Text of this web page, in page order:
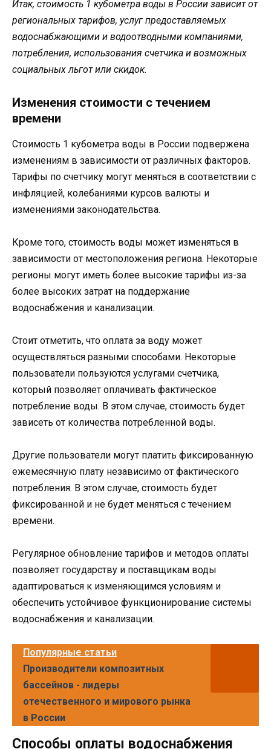
Итак, стоимость 1 кубометра воды в России зависит от
региональных тарифов, услуг предоставляемых
водоснабжающими и водоотводными компаниями,
потребления, использования счетчика и возможных
социальных льгот или скидок.
Изменения стоимости с течением
времени
Стоимость 1 кубометра воды в России подвержена
изменениям в зависимости от различных факторов.
Тарифы по счетчику могут меняться в соответствии с
инфляцией, колебаниями курсов валюты и
изменениями законодательства.
Кроме того, стоимость воды может изменяться в
зависимости от местоположения региона. Некоторые
регионы могут иметь более высокие тарифы из-за
более высоких затрат на поддержание
водоснабжения и канализации.
Стоит отметить, что оплата за воду может
осуществляться разными способами. Некоторые
пользователи пользуются услугами счетчика,
который позволяет оплачивать фактическое
потребление воды. В этом случае, стоимость будет
зависеть от количества потребленной воды.
Другие пользователи могут платить фиксированную
ежемесячную плату независимо от фактического
потребления. В этом случае, стоимость будет
фиксированной и не будет меняться с течением
времени.
Регулярное обновление тарифов и методов оплаты
позволяет государству и поставщикам воды
адаптироваться к изменяющимся условиям и
обеспечить устойчивое функционирование системы
водоснабжения и канализации.
Популярные статьи
Производители композитных
бассейнов - лидеры
отечественного и мирового рынка
в России
Способы оплаты водоснабжения